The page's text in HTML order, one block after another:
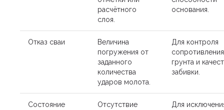
расчётного
слоя.
основания.
Отказ сваи
Величина
погружения от
заданного
количества
ударов молота.
Для контроля
сопротивления
грунта и
забивки.
Состояние
Отсутствие
Для